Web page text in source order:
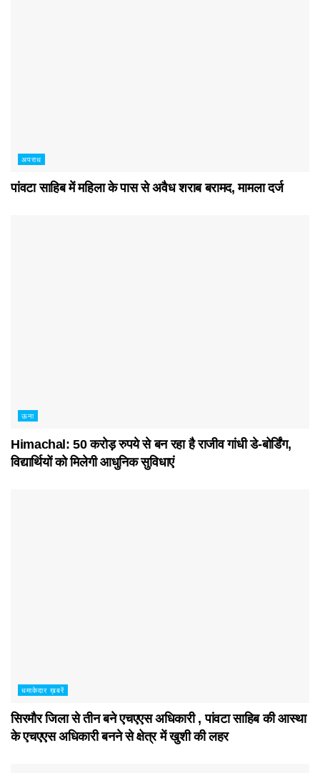
अपराध
पांवटा साहिब में महिला के पास से अवैध शराब बरामद, मामला दर्ज
ऊना
Himachal: 50 करोड़ रुपये से बन रहा है राजीव गांधी डे-बोर्डिंग,
विद्यार्थियों को मिलेगी आधुनिक सुविधाएं
धमाकेदार ख़बरें
सिरमौर जिला से तीन बने एचएएस अधिकारी , पांवटा साहिब की आस्था
के एचएएस अधिकारी बनने से क्षेत्र में खुशी की लहर